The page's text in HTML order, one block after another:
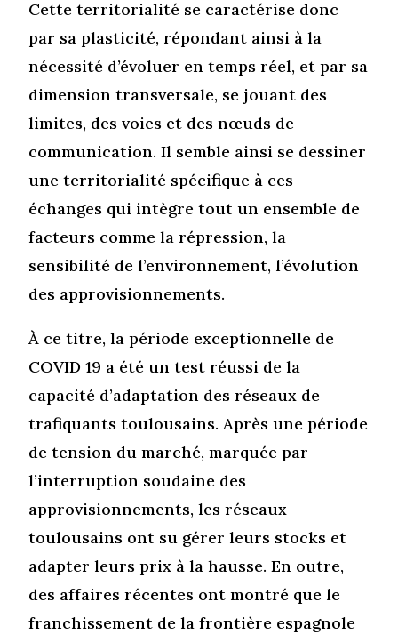
Cette territorialité se caractérise donc
par sa plasticité, répondant ainsi à la
nécessité d’évoluer en temps réel, et par sa
dimension transversale, se jouant des
limites, des voies et des nœuds de
communication. Il semble ainsi se dessiner
une territorialité spécifique à ces
échanges qui intègre tout un ensemble de
facteurs comme la répression, la
sensibilité de l’environnement, l’évolution
des approvisionnements.
À ce titre, la période exceptionnelle de
COVID 19 a été un test réussi de la
capacité d’adaptation des réseaux de
trafiquants toulousains. Après une période
de tension du marché, marquée par
l’interruption soudaine des
approvisionnements, les réseaux
toulousains ont su gérer leurs stocks et
adapter leurs prix à la hausse. En outre,
des affaires récentes ont montré que le
franchissement de la frontière espagnole